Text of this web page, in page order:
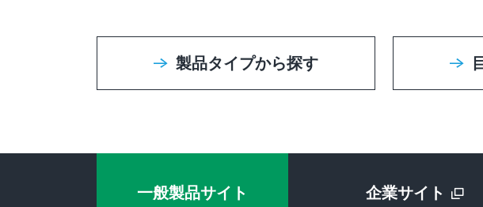
製品タイプから探す
一般製品サイト 企業サイト